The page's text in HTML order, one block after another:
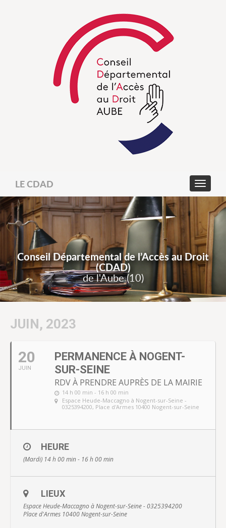
LE CDAD
Conseil Départemental de l’Accès au Droit
(CDAD)
de l'Aube (10)
JUIN, 2023
20
JUIN
PERMANENCE À NOGENT-
SUR-SEINE
RDV À PRENDRE AUPRÈS DE LA MAIRIE
14 h 00 min - 16 h 00 min
Espace Heude-Maccagno à Nogent-sur-Seine -
0325394200, Place d'Armes 10400 Nogent-sur-Seine
HEURE
(Mardi) 14 h 00 min - 16 h 00 min
LIEUX
Espace Heude-Maccagno à Nogent-sur-Seine - 0325394200
Place d'Armes 10400 Nogent-sur-Seine